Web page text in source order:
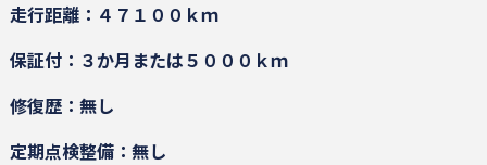
走行距離：４７１００ｋｍ
保証付：３か月または５０００ｋｍ
修復歴：無し
定期点検整備：無し